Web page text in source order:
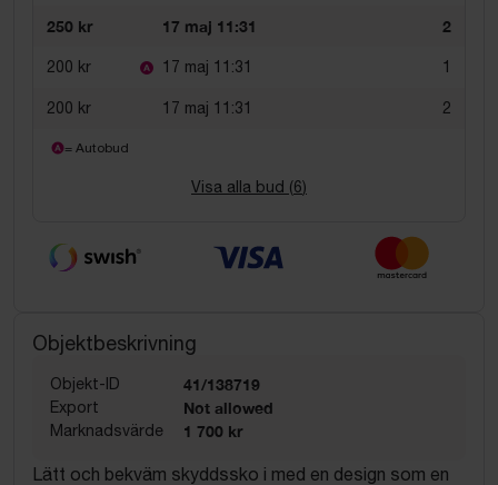
250 kr 17 maj 11:31 2
200 kr 17 maj 11:31 1
200 kr 17 maj 11:31 2
= Autobud
Visa alla bud (6)
Objektbeskrivning
Objekt-ID 41/138719
Export Not allowed
Marknadsvärde 1 700 kr
Lätt och bekväm skyddssko i med en design som en